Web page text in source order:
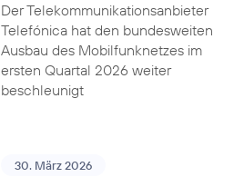
Der Telekommunikationsanbieter
Telefónica hat den bundesweiten
Ausbau des Mobilfunknetzes im
ersten Quartal 2026 weiter
beschleunigt
30. März 2026